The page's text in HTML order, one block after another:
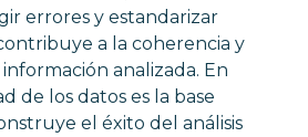
errores y estandarizar
a la coherencia y
analizada. En
de los datos es la base
el éxito del análisis